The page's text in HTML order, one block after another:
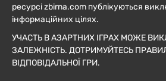
ресурсі zbirna.com публікуються
інформаційних цілях.
УЧАСТЬ В АЗАРТНИХ ІГРАХ МОЖЕ
ЗАЛЕЖНІСТЬ. ДОТРИМУЙТЕСЬ
ВІДПОВІДАЛЬНОЇ ГРИ.